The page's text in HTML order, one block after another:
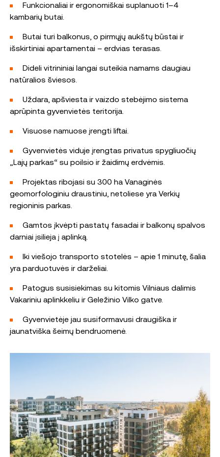
Funkcionaliai ir ergonomiškai suplanuoti 1–4
kambarių butai.
Butai turi balkonus, o pirmųjų aukštų būstai ir
išskirtiniai apartamentai – erdvias terasas.
Dideli vitrininiai langai suteikia namams daugiau
natūralios šviesos.
Uždara, apšviesta ir vaizdo stebėjimo sistema
aprūpinta gyvenvietės teritorija.
Visuose namuose įrengti liftai.
Gyvenvietės viduje įrengtas privatus spygliuočių
„Lajų parkas“ su poilsio ir žaidimų erdvėmis.
Projektas ribojasi su 300 ha Vanaginės
geomorfologiniu draustiniu, netoliese yra Verkių
regioninis parkas.
Gamtos įkvėpti pastatų fasadai ir balkonų spalvos
darniai įsilieja į aplinką.
Iki viešojo transporto stotelės – apie 1 minutę, šalia
yra parduotuvės ir darželiai.
Patogus susisiekimas su kitomis Vilniaus dalimis
Vakariniu aplinkkeliu ir Geležinio Vilko gatve.
Gyvenvietėje jau susiformavusi draugiška ir
jaunatviška šeimų bendruomenė.